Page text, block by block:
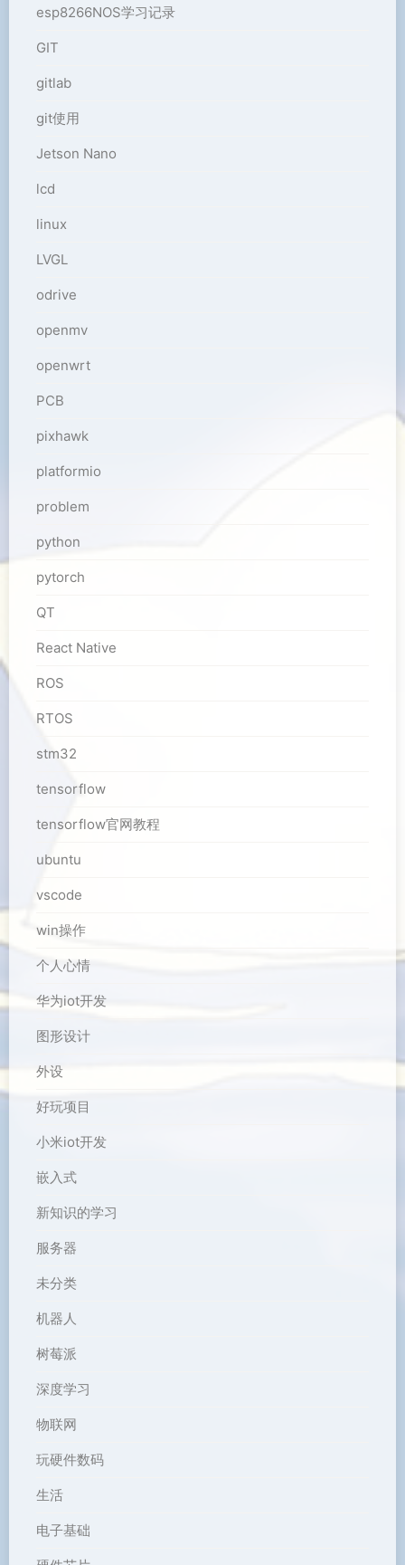
esp8266NOS学习记录
GIT
gitlab
git使用
Jetson Nano
lcd
linux
LVGL
odrive
openmv
openwrt
PCB
pixhawk
platformio
problem
python
pytorch
QT
React Native
ROS
RTOS
stm32
tensorflow
tensorflow官网教程
ubuntu
vscode
win操作
个人心情
华为iot开发
图形设计
外设
好玩项目
小米iot开发
嵌入式
新知识的学习
服务器
未分类
机器人
树莓派
深度学习
物联网
玩硬件数码
生活
电子基础